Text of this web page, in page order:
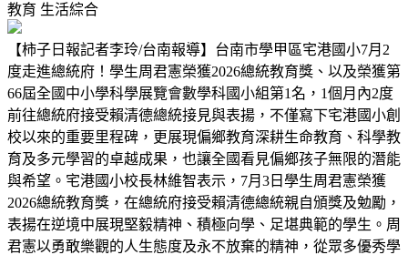
教育 生活綜合
【柿子日報記者李玲/台南報導】台南市學甲區宅港國小7月2
度走進總統府！學生周君憲榮獲2026總統教育獎、以及榮獲第
66屆全國中小學科學展覽會數學科國小組第1名，1個月內2度
前往總統府接受賴清德總統接見與表揚，不僅寫下宅港國小創
校以來的重要里程碑，更展現偏鄉教育深耕生命教育、科學教
育及多元學習的卓越成果，也讓全國看見偏鄉孩子無限的潛能
與希望。宅港國小校長林維智表示，7月3日學生周君憲榮獲
2026總統教育獎，在總統府接受賴清德總統親自頒獎及勉勵，
表揚在逆境中展現堅毅精神、積極向學、足堪典範的學生。周
君憲以勇敢樂觀的人生態度及永不放棄的精神，從眾多優秀學